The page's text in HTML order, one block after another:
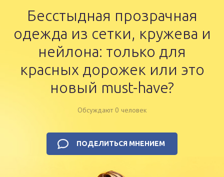
Бесстыдная прозрачная
одежда из сетки, кружева и
нейлона: только для
красных дорожек или это
новый must-have?
Обсуждают 0 человек
ПОДЕЛИТЬСЯ МНЕНИЕМ